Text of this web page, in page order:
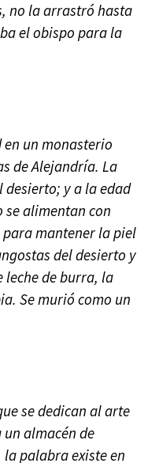
no la arrastró hasta
el obispo para la
un monasterio
de Alejandría. La
desierto; y a la edad
se alimentan con
mantener la piel
del desierto y
leche de burra, la
Se murió como un
se dedican al arte
almacén de
palabra existe en